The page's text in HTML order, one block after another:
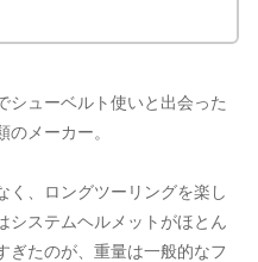
シューベルト使いと出会った
メーカー。
く、ロングツーリングを楽し
システムヘルメットがほとん
ぎたのが、重量は一般的なフ